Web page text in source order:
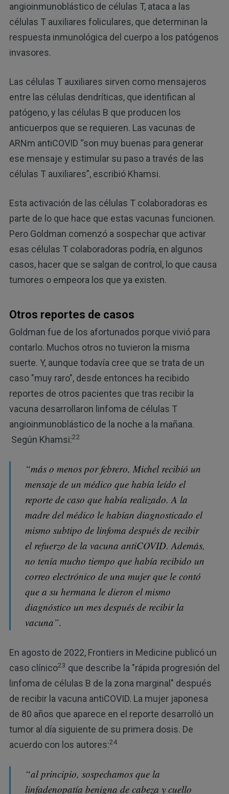
angioinmunoblástico de células T, ataca a las
células T auxiliares foliculares, que determinan la
respuesta inmunológica del cuerpo a los patógenos
invasores.
Las células T auxiliares sirven como mensajeros
entre las células dendríticas, que identifican al
patógeno, y las células B que producen los
anticuerpos que se requieren. Las vacunas de
ARNm antiCOVID “son muy buenas para generar
ese mensaje y estimular su paso a través de las
células T auxiliares”, escribió Khamsi.
Esta activación de las células T colaboradoras es
parte de lo que hace que estas vacunas funcionen.
Pero Goldman comenzó a sospechar que activar
esas células T colaboradoras podría, en algunos
casos, hacer que se salgan de control, lo que causa
tumores o empeora los que ya existen.
Otros reportes de casos
Goldman fue de los afortunados porque vivió para
contarlo. Muchos otros no tuvieron la misma
suerte. Y, aunque todavía cree que se trata de un
caso "muy raro", desde entonces ha recibido
reportes de otros pacientes que tras recibir la
vacuna desarrollaron linfoma de células T
angioinmunoblástico de la noche a la mañana.
Según Khamsi:22
“más o menos por febrero, Michel recibió un
mensaje de un médico que había leído el
reporte de caso que había realizado. A la
madre del médico le habían diagnosticado el
mismo subtipo de linfoma después de recibir
el refuerzo de la vacuna antiCOVID. Además,
no tenía mucho tiempo que había recibido un
correo electrónico de una mujer que le contó
que a su hermana le dieron el mismo
diagnóstico un mes después de recibir la
vacuna”.
En agosto de 2022, Frontiers in Medicine publicó un
caso clínico23 que describe la "rápida progresión del
linfoma de células B de la zona marginal" después
de recibir la vacuna antiCOVID. La mujer japonesa
de 80 años que aparece en el reporte desarrolló un
tumor al día siguiente de su primera dosis. De
acuerdo con los autores:24
“al principio, sospechamos que la
linfadenopatía benigna de cabeza y cuello